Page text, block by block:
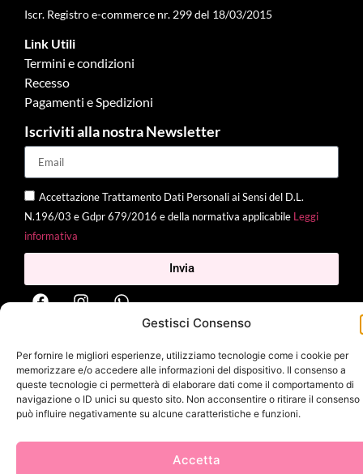
Gestisci Consenso
Per fornire le migliori esperienze, utilizziamo tecnologie come i cookie per
memorizzare e/o accedere alle informazioni del dispositivo. Il consenso a
queste tecnologie ci permetterà di elaborare dati come il comportamento di
navigazione o ID unici su questo sito. Non acconsentire o ritirare il consenso
può influire negativamente su alcune caratteristiche e funzioni.
Accetta
Iscr. Registro e-commerce nr. 299 del 18/03/2015
Link Utili
Termini e condizioni
Recesso
Pagamenti e Spedizioni
Iscriviti alla nostra Newsletter
Accettazione Trattamento Dati Personali ai Sensi del D.L.
N.196/03 e Gdpr 679/2016 e della normativa applicabile Leggi
informativa
Invia
2025 Delì | Privacy Policy Cookie Policy | Made with by
Jenny
Mina